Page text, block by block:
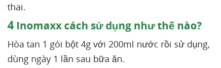
thai.
4 Inomaxx cách sử dụng như thế nào?
Hòa tan 1 gói bột 4g với 200ml nước rồi sử dụng,
dùng ngày 1 lần sau bữa ăn.